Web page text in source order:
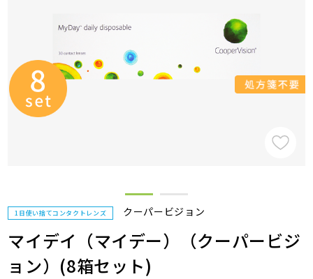
1日使い捨てコンタクトレンズ クーパービジョン
マイデイ（マイデー）（クーパービジ
ョン）(8箱セット)